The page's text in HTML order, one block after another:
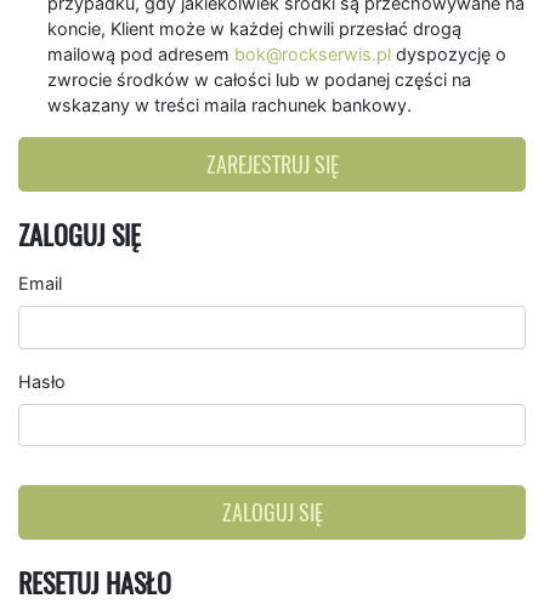
koncie, Klient może w każdej chwili przesłać drogą
mailową pod adresem bok@rockserwis.pl dyspozycję o
zwrocie środków w całości lub w podanej części na
wskazany w treści maila rachunek bankowy.
ZAREJESTRUJ SIĘ
ZALOGUJ SIĘ
Email
Hasło
ZALOGUJ SIĘ
RESETUJ HASŁO